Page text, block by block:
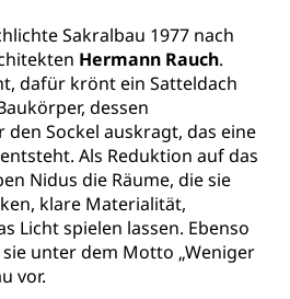
Sakralbau 1977 nach
Hermann Rauch.
dafür krönt ein Satteldach
dessen
den Sockel auskragt, das eine
Als Reduktion auf das
Nidus die Räume, die sie
klare Materialität,
Licht spielen lassen. Ebenso
unter dem Motto „Weniger
vor.